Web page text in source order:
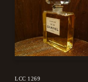
LCC 1269